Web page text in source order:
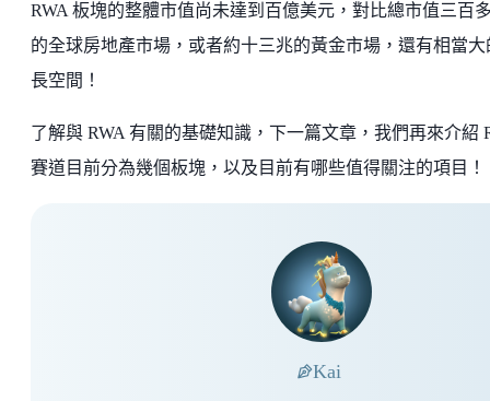
RWA 板塊的整體市值尚未達到百億美元，對比總市值三百
的全球房地產市場，或者約十三兆的黃金市場，還有相當大
長空間！
了解與 RWA 有關的基礎知識，下一篇文章，我們再來介紹
賽道目前分為幾個板塊，以及目前有哪些值得關注的項目！
Kai